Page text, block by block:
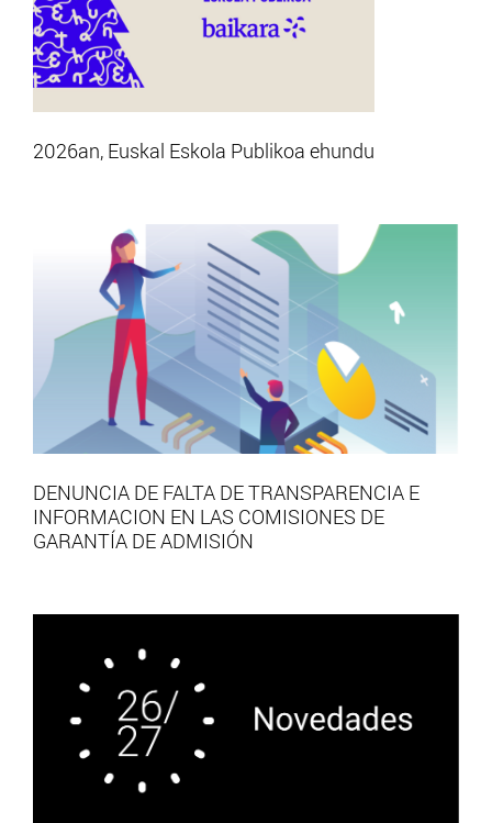
2026an, Euskal Eskola Publikoa ehundu
DENUNCIA DE FALTA DE TRANSPARENCIA E
INFORMACION EN LAS COMISIONES DE
GARANTÍA DE ADMISIÓN